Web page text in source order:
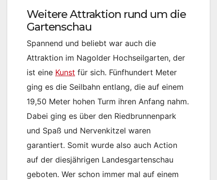
Weitere Attraktion rund um die
Gartenschau
Spannend und beliebt war auch die
Attraktion im Nagolder Hochseilgarten, der
ist eine Kunst für sich. Fünfhundert Meter
ging es die Seilbahn entlang, die auf einem
19,50 Meter hohen Turm ihren Anfang nahm.
Dabei ging es über den Riedbrunnenpark
und Spaß und Nervenkitzel waren
garantiert. Somit wurde also auch Action
auf der diesjährigen Landesgartenschau
geboten. Wer schon immer mal auf einem